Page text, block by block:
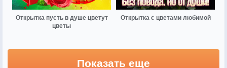
Открытка пусть в душе цветут
цветы
Открытка с цветами любимой
Показать еще